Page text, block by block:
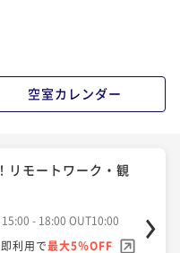
空室カレンダー
リモートワーク・観
- 18:00 OUT10:00
利用で最大5％OFF